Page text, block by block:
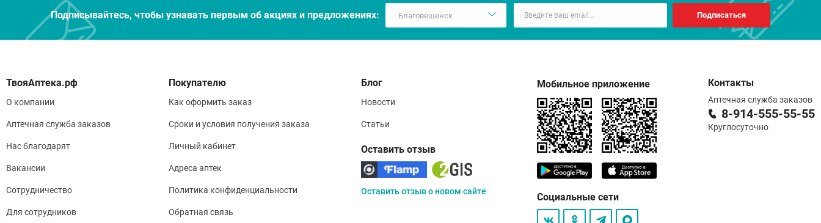
Подписывайтесь, чтобы узнавать первым об акцияx и предложениях: Подписаться
О компании
Аптечная служба заказов
Нас благодарят
Вакансии
Сотрудничество
Для сотрудников
Покупателю
Как оформить заказ
Сроки и условия получения заказа
Личный кабинет
Адреса аптек
Политика конфиденциальности
Обратная связь
Блог
Новости
Статьи
Оставить отзыв
Оставить отзыв о новом сайте
Мобильное приложение
Социальные сети
Контакты
Аптечная служба заказов
8-914-555-55-55
Круглосуточно